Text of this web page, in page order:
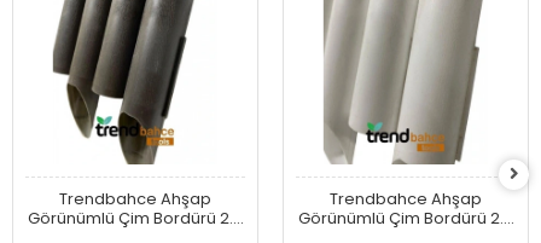
Trendbahce Ahşap
Görünümlü Çim Bordürü 2.3
Trendbahce Ahşap
Görünümlü Çim Bordürü 2.3